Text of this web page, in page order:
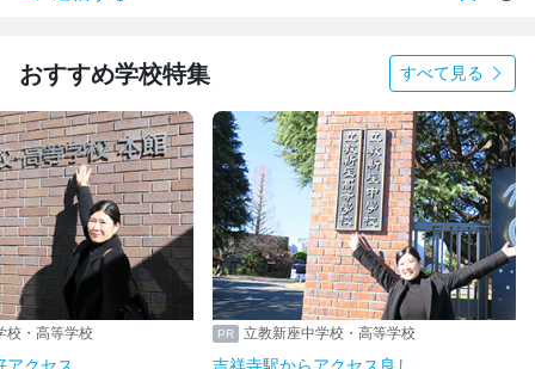
おすすめ学校特集 すべて見る
校・高等学校
アクセス
立教新座中学校・高等学校
吉祥寺駅からアクセス良し